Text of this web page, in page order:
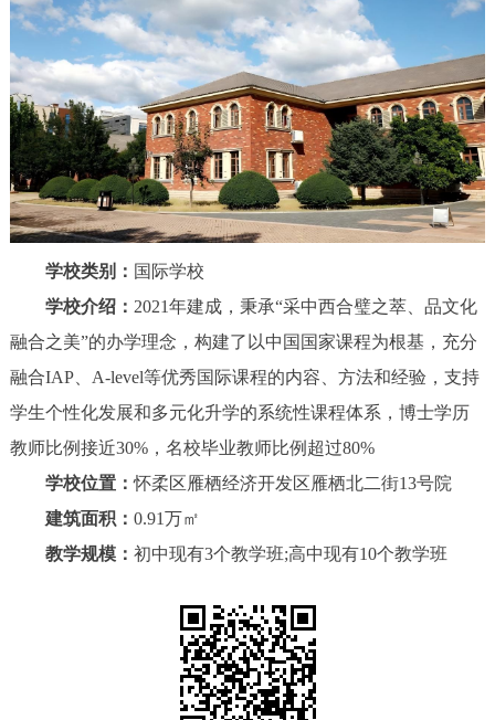
学校类别： 国际学校
学校介绍： 2021年建成，秉承“采中西合璧之萃、品文化
融合之美”的办学理念，构建了以中国国家课程为根基，充分
融合IAP、A-level等优秀国际课程的内容、方法和经验，支持
学生个性化发展和多元化升学的系统性课程体系，博士学历
教师比例接近30%，名校毕业教师比例超过80%
学校位置：怀柔区雁栖经济开发区雁栖北二街13号院
建筑面积： 0.91万㎡
教学规模： 初中现有3个教学班;高中现有10个教学班